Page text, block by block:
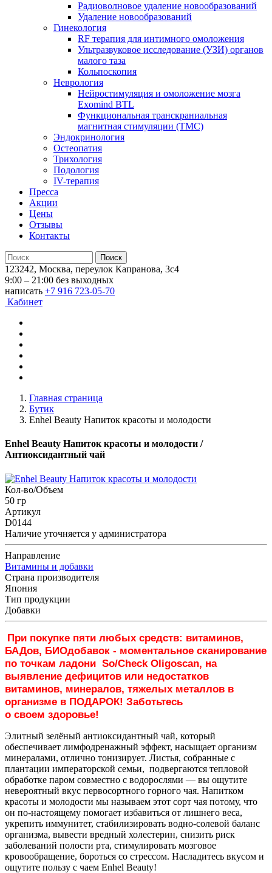
Радиоволновое удаление новообразований
Удаление новообразований
Гинекология
RF терапия для интимного омоложения
Ультразвуковое исследование (УЗИ) органов
малого таза
Кольпоскопия
Неврология
Нейростимуляция и омоложение мозга
Exomind BTL
Функциональная транскраниальная
магнитная стимуляции (ТМС)
Эндокринология
Остеопатия
Трихология
Подология
IV-терапия
Пресса
Акции
Цены
Отзывы
Контакты
123242, Москва, переулок Капранова, 3с4
9:00 – 21:00 без выходных
написать +7 916 723-05-70
Кабинет
Главная страница
Бутик
Enhel Beauty Напиток красоты и молодости
Enhel Beauty Напиток красоты и молодости /
Антиоксидантный чай
Кол-во/Объем
50 гр
Артикул
D0144
Наличие уточняется у администратора
Направление
Витамины и добавки
Страна производителя
Япония
Тип продукции
Добавки
При покупке пяти любых средств: витаминов,
БАДов, БИОдобавок - моментальное сканирование
по точкам ладони So/Check Oligoscan, на
выявление дефицитов или недостатков
витаминов, минералов, тяжелых металлов в
организме в ПОДАРОК! Заботьтесь
о своем здоровье!
Элитный зелёный антиоксидантный чай, который
обеспечивает лимфодренажный эффект, насыщает организм
минералами, отлично тонизирует. Листья, собранные с
плантации императорской семьи, подвергаются тепловой
обработке паром совместно с водорослями — вы ощутите
невероятный вкус первосортного горного чая. Напитком
красоты и молодости мы называем этот сорт чая потому, что
он по-настоящему помогает избавиться от лишнего веса,
укрепить иммунитет, стабилизировать водно-солевой баланс
организма, вывести вредный холестерин, снизить риск
заболеваний полости рта, стимулировать мозговое
кровообращение, бороться со стрессом. Насладитесь вкусом и
ощутите пользу с чаем Enhel Beauty!